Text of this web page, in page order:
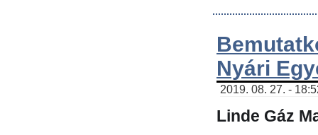
Nyári
2019. 08. 27. -
Linde Gáz